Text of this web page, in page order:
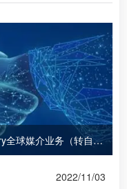
耐克比稿结果揭晓，OMD赢得Burberry全球媒介业务（转自广告狂人日报）
2022/11/03